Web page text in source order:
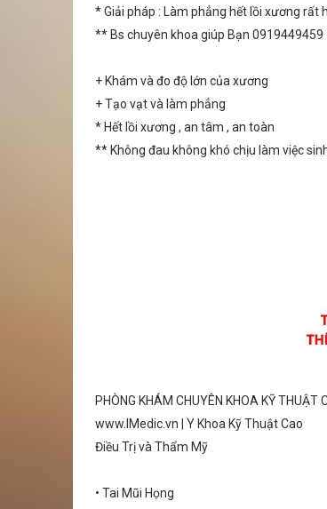
* Giải pháp : Làm phẳng hết lồi xương rất
** Bs chuyên khoa giúp Bạn 0919449459
+ Khám và đo độ lớn của xương
+ Tạo vạt và làm phẳng
* Hết lồi xương , an tâm , an toàn
** Không đau không khó chịu làm việc
PHÒNG KHÁM CHUYÊN KHOA KỸ THUẬT
www.IMedic.vn | Y Khoa Kỹ Thuật Cao
Điều Trị và Thẩm Mỹ
• Tai Mũi Họng